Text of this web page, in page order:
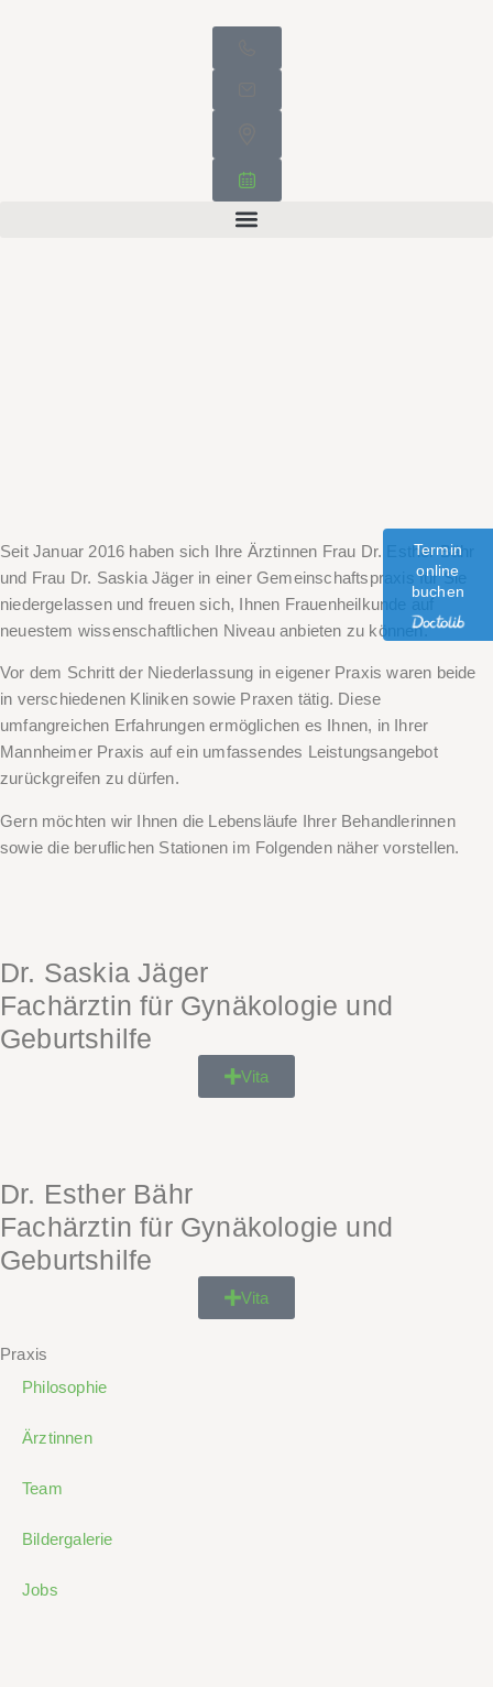
Seit Januar 2016 haben sich Ihre Ärztinnen Frau Dr. Esther Bähr
und Frau Dr. Saskia Jäger in einer Gemeinschaftspraxis für Sie
niedergelassen und freuen sich, Ihnen Frauenheilkunde auf
neuestem wissenschaftlichen Niveau anbieten zu können.
Vor dem Schritt der Niederlassung in eigener Praxis waren beide
in verschiedenen Kliniken sowie Praxen tätig. Diese
umfangreichen Erfahrungen ermöglichen es Ihnen, in Ihrer
Mannheimer Praxis auf ein umfassendes Leistungsangebot
zurückgreifen zu dürfen.
Gern möchten wir Ihnen die Lebensläufe Ihrer Behandlerinnen
sowie die beruflichen Stationen im Folgenden näher vorstellen.
Dr. Saskia Jäger
Fachärztin für Gynäkologie und
Geburtshilfe
Vita
Dr. Esther Bähr
Fachärztin für Gynäkologie und
Geburtshilfe
Vita
Praxis
Philosophie
Ärztinnen
Team
Bildergalerie
Jobs
Termin
online
buchen